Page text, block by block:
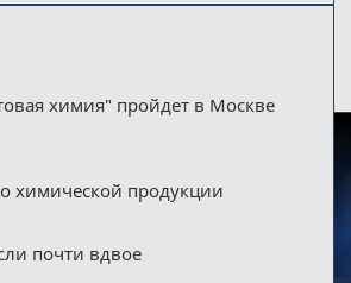
химия" пройдет в Москве
химической продукции
почти вдвое